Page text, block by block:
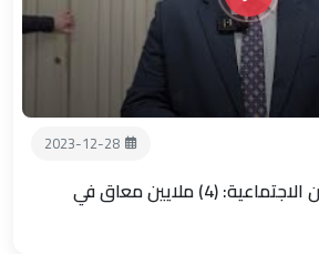
2023-12-28
وزارة العمل والشؤون الاجتماعية: (4) ملايين معاق في